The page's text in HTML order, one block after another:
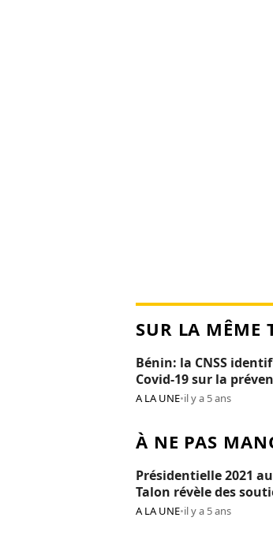
SUR LA MÊME
Bénin: la CNSS
Covid-19 sur la
professionnels
A LA UNE•il y a 5 ans
À NE PAS
Présidentielle 2021
Talon révèle des
Réckya Madougou
A LA UNE•il y a 5 ans